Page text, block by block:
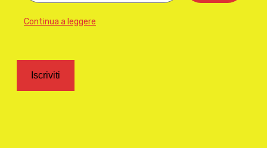
Continua a leggere
Iscriviti